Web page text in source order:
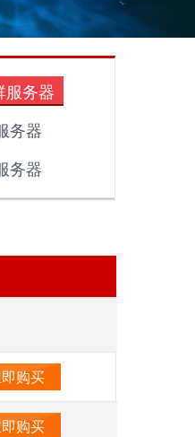
服务器
务器
务器
购买
购买